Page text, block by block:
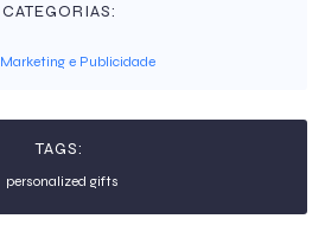
CATEGORIAS:
Marketing e Publicidade
TAGS:
personalized gifts